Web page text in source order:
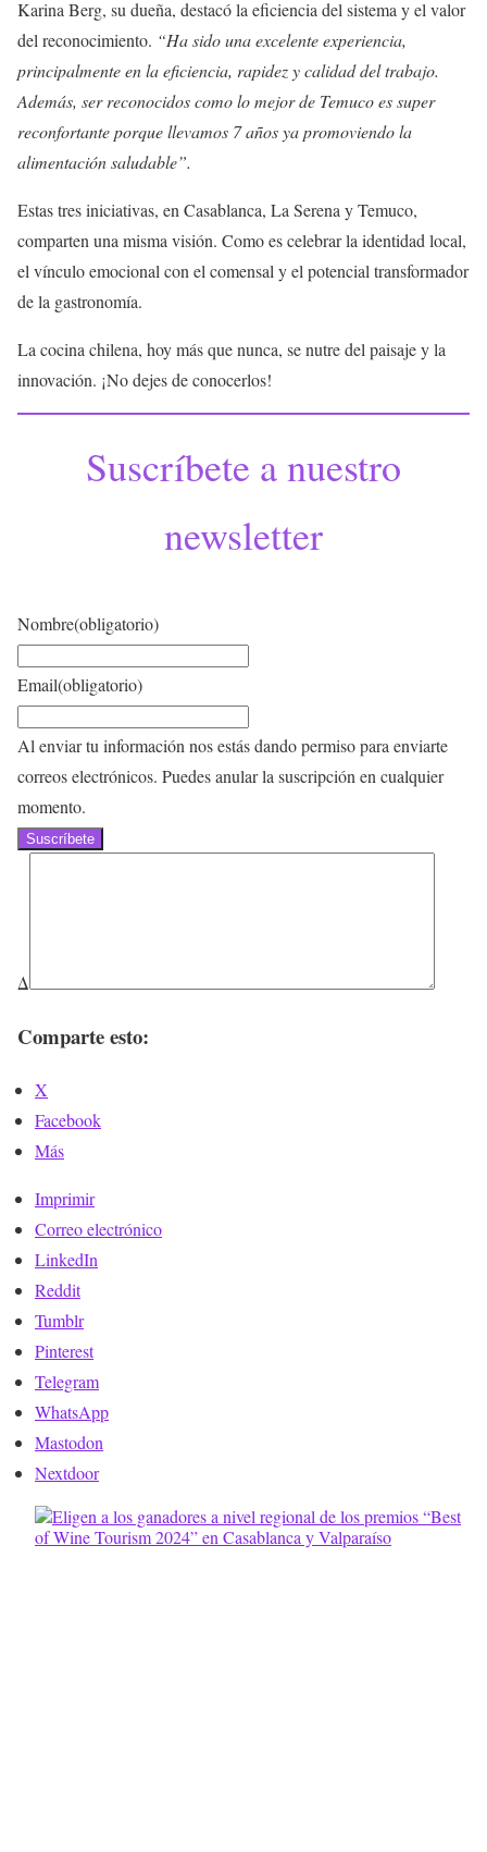
Karina Berg, su dueña, destacó la eficiencia del sistema y el valor
del reconocimiento. “Ha sido una excelente experiencia,
principalmente en la eficiencia, rapidez y calidad del trabajo.
Además, ser reconocidos como lo mejor de Temuco es super
reconfortante porque llevamos 7 años ya promoviendo la
alimentación saludable”.
Estas tres iniciativas, en Casablanca, La Serena y Temuco,
comparten una misma visión. Como es celebrar la identidad local,
el vínculo emocional con el comensal y el potencial transformador
de la gastronomía.
La cocina chilena, hoy más que nunca, se nutre del paisaje y la
innovación. ¡No dejes de conocerlos!
Suscríbete a nuestro
newsletter
Nombre(obligatorio)
Email(obligatorio)
Al enviar tu información nos estás dando permiso para enviarte
correos electrónicos. Puedes anular la suscripción en cualquier
momento.
Suscríbete
Δ
Comparte esto:
X
Facebook
Más
Imprimir
Correo electrónico
LinkedIn
Reddit
Tumblr
Pinterest
Telegram
WhatsApp
Mastodon
Nextdoor